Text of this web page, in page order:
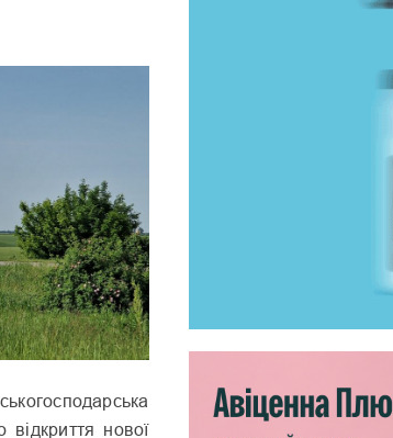
нової